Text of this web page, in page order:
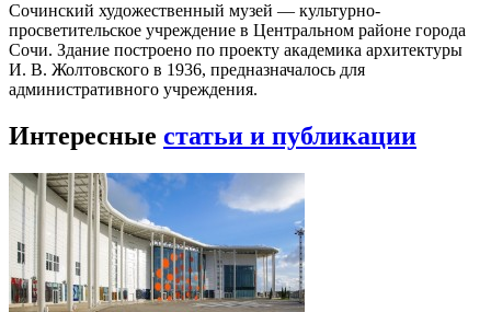
Сочинский художественный музей — культурно-
просветительское учреждение в Центральном районе города
Сочи. Здание построено по проекту академика архитектуры
И. В. Жолтовского в 1936, предназначалось для
административного учреждения.
Интересные статьи и публикации